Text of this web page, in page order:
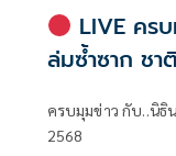
LIVE คร
ล่มซ้ำซาก ชา
ครบมุมข่าว กับ..นิธิ
2568